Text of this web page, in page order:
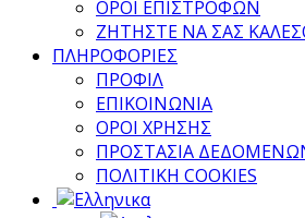
ΟΡΟΙ ΕΠΙΣΤΡΟΦΩΝ
ΖΗΤΗΣΤΕ ΝΑ ΣΑΣ
ΠΛΗΡΟΦΟΡΙΕΣ
ΠΡΟΦΙΛ
ΕΠΙΚΟΙΝΩΝΙΑ
ΟΡΟΙ ΧΡΗΣΗΣ
ΠΡΟΣΤΑΣΙΑ
ΠΟΛΙΤΙΚΗ COOKIES